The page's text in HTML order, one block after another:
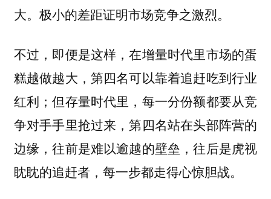
大。极小的差距证明市场竞争之激烈。
不过，即便是这样，在增量时代里市场的蛋
糕越做越大，第四名可以靠着追赶吃到行业
红利；但存量时代里，每一分份额都要从竞
争对手手里抢过来，第四名站在头部阵营的
边缘，往前是难以逾越的壁垒，往后是虎视
眈眈的追赶者，每一步都走得心惊胆战。